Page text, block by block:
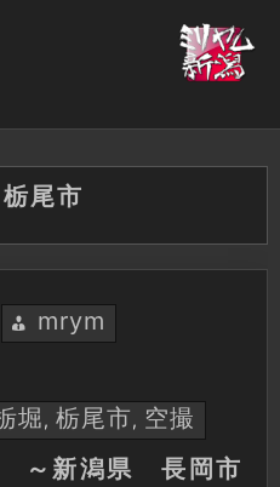
栃尾市
mrym
堀, 栃尾市, 空撮
～新潟県 長岡市